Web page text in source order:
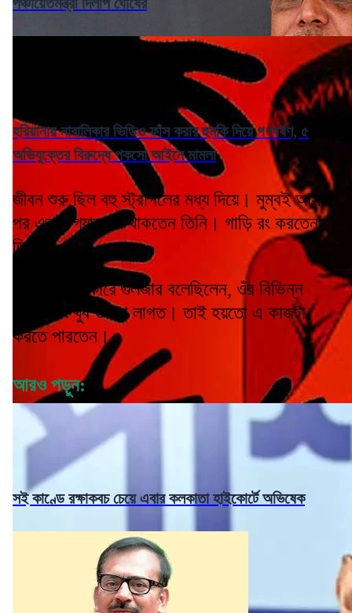
হরিয়ানায় নাবালিকার ভিডিও ফাঁস করার হুমকি দিয়ে গণধর্ষণ, ৫
অভিযুক্তের বিরুদ্ধে পকসো আইনে মামলা
জীবন শুরু ছিল বহু স্ট্রাগলের মধ্য দিয়ে। মুম্বই আসার
পর একটা গ্যারেজে থাকতেন তিনি। গাড়ি রং করতেন
তিনি।
একটি সাক্ষাৎকারে গুলজার বলেছিলেন, ওঁর বিভিন্ন
ধরনের রং খুব ভালো লাগত। তাই হয়তো এ কাজটা
করতে পারতেন।
আরও পড়ুন:
সই কাণ্ডে রক্ষাকবচ চেয়ে এবার কলকাতা হাইকোর্টে অভিষেক